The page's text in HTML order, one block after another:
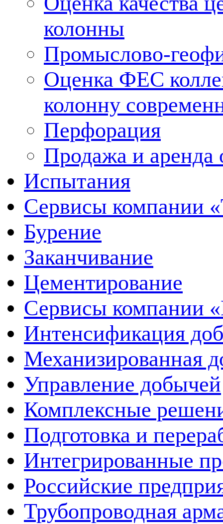
колонны
Промыслово-
Оценка ФЕС
колонну
Перфорация
Продажа и аренда
Испытания
Сервисы компании
Бурение
Заканчивание
Цементирование
Сервисы компании
Интенсификация
Механизированная
Управление добычей
Комплексные
Подготовка и
Интегрированные
Российские
Трубопроводная